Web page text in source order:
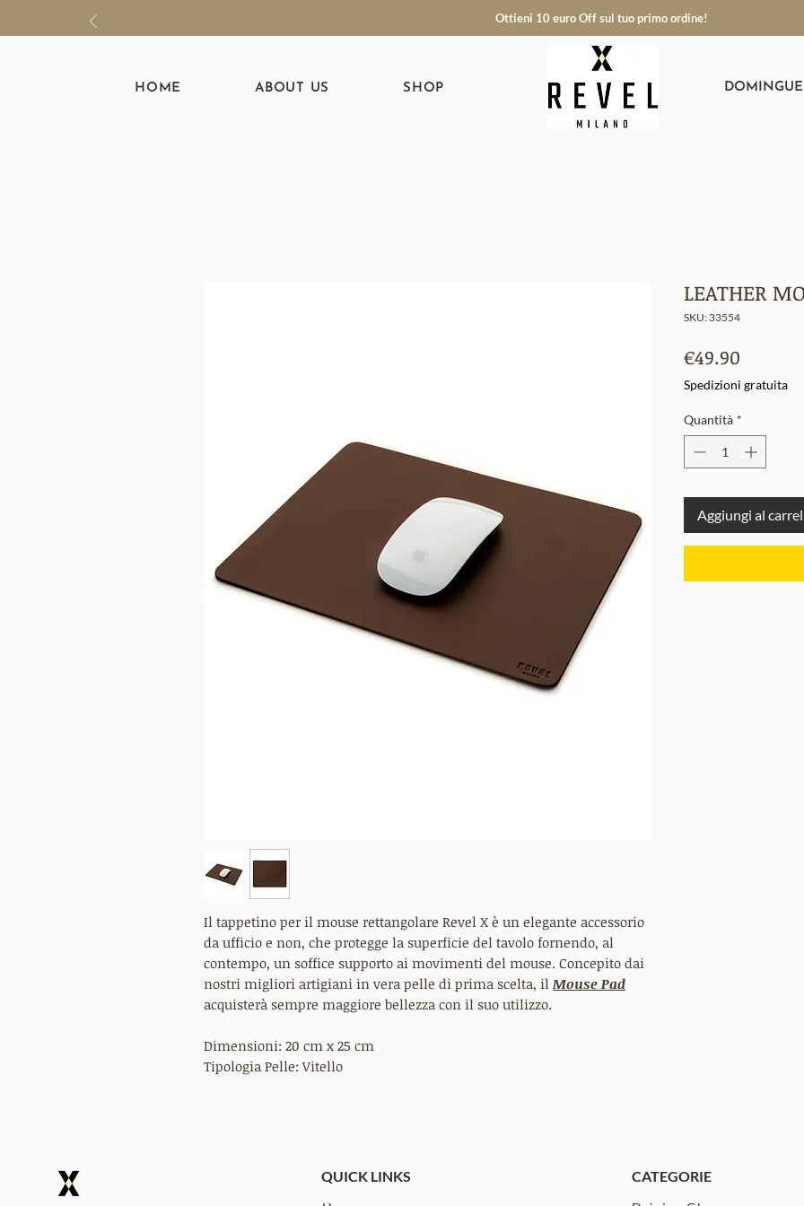
Ottieni 10 euro Off sul tuo primo ordine!
HOME ABOUT US SHOP
Il tappetino per il mouse rettangolare Revel X è un elegante accessorio
da ufficio e non, che protegge la superficie del tavolo fornendo, al
contempo, un soffice supporto ai movimenti del mouse. Concepito dai
nostri migliori artigiani in vera pelle di prima scelta, il Mouse Pad
acquisterà sempre maggiore bellezza con il suo utilizzo.
Dimensioni: 20 cm x 25 cm
Tipologia Pelle: Vitello
LEATHER
SKU: 33554
€49.90
Spedizioni gratuita
Quantità *
Aggiungi al
QUICK LINKS CATEGORIE